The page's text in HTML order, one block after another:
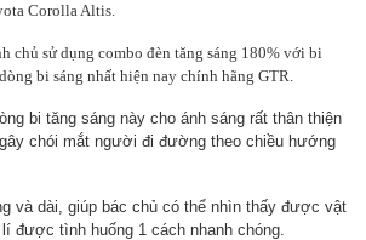
Corolla Altis.
chủ sử dụng combo đèn tăng sáng 180% với bi
bi sáng nhất hiện nay chính hãng GTR.
bi tăng sáng này cho ánh sáng rất thân thiện
chói mắt người đi đường theo chiều hướng
và dài, giúp bác chủ có thể nhìn thấy được vật
được tình huống 1 cách nhanh chóng.